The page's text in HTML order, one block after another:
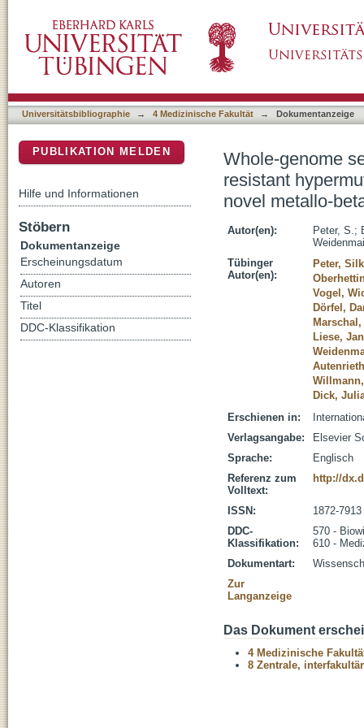
werkmanii strain harbouring a novel
Universitätsbibliographie → 4 Medizinische Fakultät → Dokumentanzeige
Whole-genome
resistant
novel metallo-
Autor(en): Peter, S.;
Tübinger
Autor(en):
Peter,
Vogel,
Dörfel,
Liese, Jan
Dick,
Erschienen in:
Verlagsangabe:
Elsevier
Sprache:
Englisch
Referenz zum
Volltext:
http://
ISSN:
1872-7913
DDC-
Klassifikation:
570 -
610 -
Dokumentart:
Zur
Langanzeige
Das Dokument
4 Medizinische
8 Zentrale,
PUBLIKATION MELDEN
Hilfe und Informationen
Stöbern
Dokumentanzeige
Erscheinungsdatum
Autoren
Titel
DDC-Klassifikation